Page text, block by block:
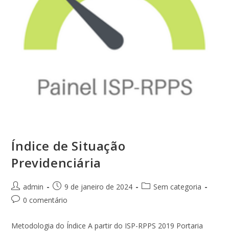
Índice de Situação
Previdenciária
Autor
do
admin
Post
publicado:
9 de janeiro de 2024
Categoria
Sem categoria
Comentários
0 comentário
Metodologia do Índice A partir do ISP-RPPS 2019 Portaria